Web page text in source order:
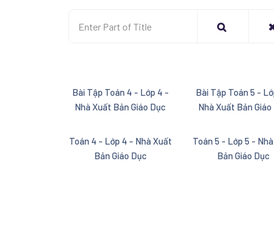
Bài Tập Toán 4 - Lớp 4 -
Nhà Xuất Bản Giáo Dục
Bài Tập Toán 5 -
Nhà Xuất Bản Giáo
Toán 4 - Lớp 4 - Nhà Xuất
Bản Giáo Dục
Toán 5 - Lớp 5 -
Bản Giáo Dục